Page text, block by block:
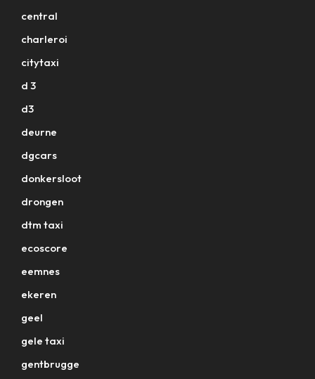
central
charleroi
citytaxi
d 3
d3
deurne
dgcars
donkersloot
drongen
dtm taxi
ecoscore
eemnes
ekeren
geel
gele taxi
gentbrugge